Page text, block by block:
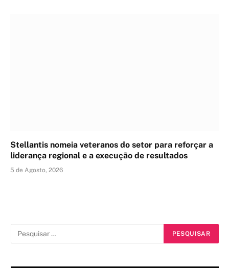
Stellantis nomeia veteranos do setor para reforçar a
liderança regional e a execução de resultados
5 de Agosto, 2026